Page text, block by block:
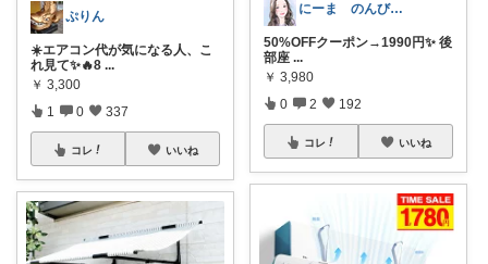
ぷりん
☀️エアコン代が気になる人、こ
れ見て✨🔥8 ...
￥ 3,300
1 0 337
コレ いいね
にーま のんびりいくよ〜いい物見つけよう
50%OFFクーポン→1990円✨ 後
部座 ...
￥ 3,980
0 2 192
コレ いいね